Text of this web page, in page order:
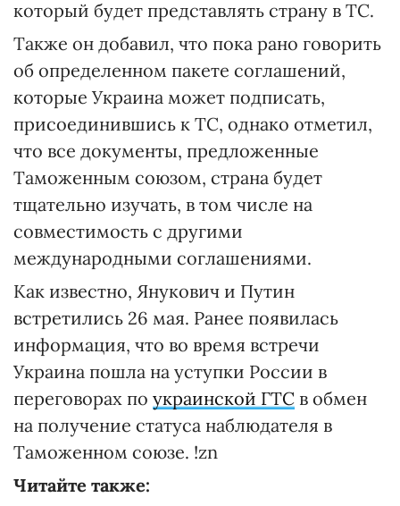
который будет представлять страну в ТС.
Также он добавил, что пока рано говорить
об определенном пакете соглашений,
которые Украина может подписать,
присоединившись к ТС, однако отметил,
что все документы, предложенные
Таможенным союзом, страна будет
тщательно изучать, в том числе на
совместимость с другими
международными соглашениями.
Как известно, Янукович и Путин
встретились 26 мая. Ранее появилась
информация, что во время встречи
Украина пошла на уступки России в
переговорах по украинской ГТС в обмен
на получение статуса наблюдателя в
Таможенном союзе. !zn
Читайте также: